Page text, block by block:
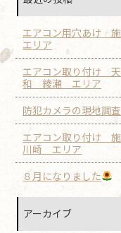
エアコン用穴あけ
エリア
エアコン取り付け
和 綾瀬 エリア
防犯カメラの現地
エアコン取り付
川崎 エリア
８月になりました
アーカイブ